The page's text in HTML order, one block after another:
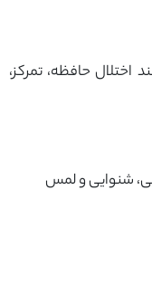
حافظه، تمرکز،
شنوایی و لمس